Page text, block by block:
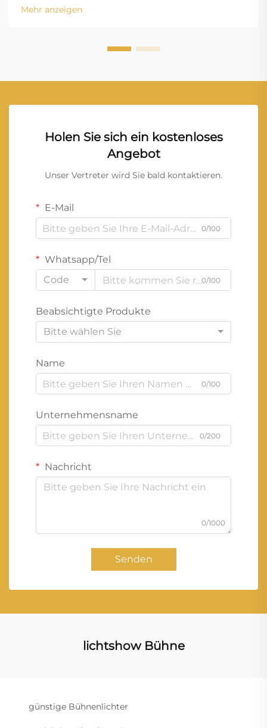
Mehr anzeigen
Holen Sie sich ein kostenloses
Angebot
Unser Vertreter wird Sie bald kontaktieren.
E-Mail
0/100
Whatsapp/Tel
Code
0/100
Beabsichtigte Produkte
Bitte wählen Sie
Name
0/100
Unternehmensname
0/200
Nachricht
0/1000
Senden
lichtshow Bühne
günstige Bühnenlichter